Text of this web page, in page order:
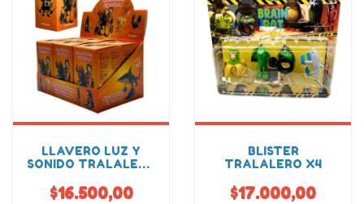
LLAVERO LUZ Y
SONIDO TRALALERO
$16.500,00
BLISTER
TRALALERO X4
$17.000,00